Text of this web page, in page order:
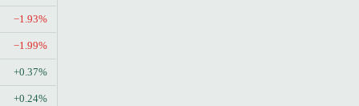
−1.93%
−1.99%
+0.37%
+0.24%